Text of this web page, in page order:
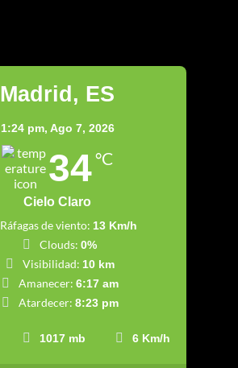
Madrid, ES
1:24 pm, Ago 7, 2026
34°C
Cielo Claro
1017 mb 6 Km/h
Ráfagas de viento: 13 Km/h
Clouds: 0%
Visibilidad: 10 km
Amanecer: 6:17 am
Atardecer: 8:23 pm